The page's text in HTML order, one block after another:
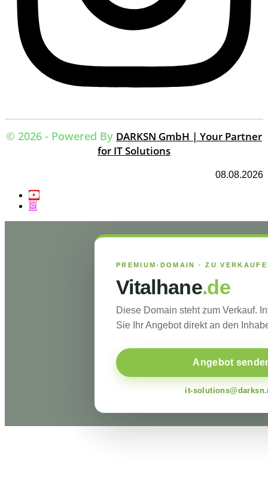
© 2026 - Powered By DARKSN GmbH | Your Partner
for IT Solutions
08.08.2026
PREMIUM-DOMAIN · ZU
Vitalhane.de
Diese Domain steht zum Verkauf.
Sie Ihr Angebot direkt an den
Angebot
it-